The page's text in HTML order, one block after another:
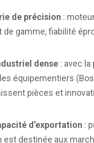
de précision :
gamme, fiabilité
dense : avec
équipementiers
pièces et
d’exportation :
est destinée aux